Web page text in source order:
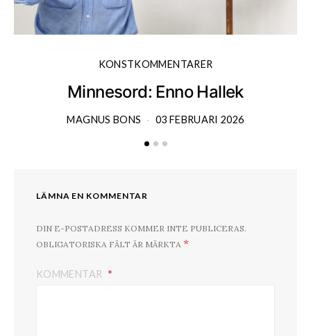
KONSTKOMMENTARER
Minnesord: Enno Hallek
MAGNUS BONS 03 FEBRUARI 2026
LÄMNA EN KOMMENTAR
DIN E-POSTADRESS KOMMER INTE PUBLICERAS.
OBLIGATORISKA FÄLT ÄR MÄRKTA *
KOMMENTAR